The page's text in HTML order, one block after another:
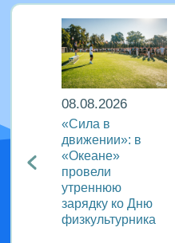
с
08.08.2026
«Сила в
движении»: в
«Океане»
провели
утреннюю
зарядку ко Дню
физкультурника